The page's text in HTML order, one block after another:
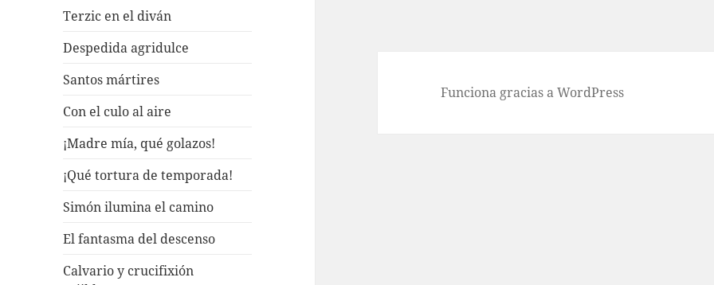
Terzic en el diván
Despedida agridulce
Santos mártires
Con el culo al aire
¡Madre mía, qué golazos!
¡Qué tortura de temporada!
Simón ilumina el camino
El fantasma del descenso
Calvario y crucifixión
Funciona gracias a WordPress